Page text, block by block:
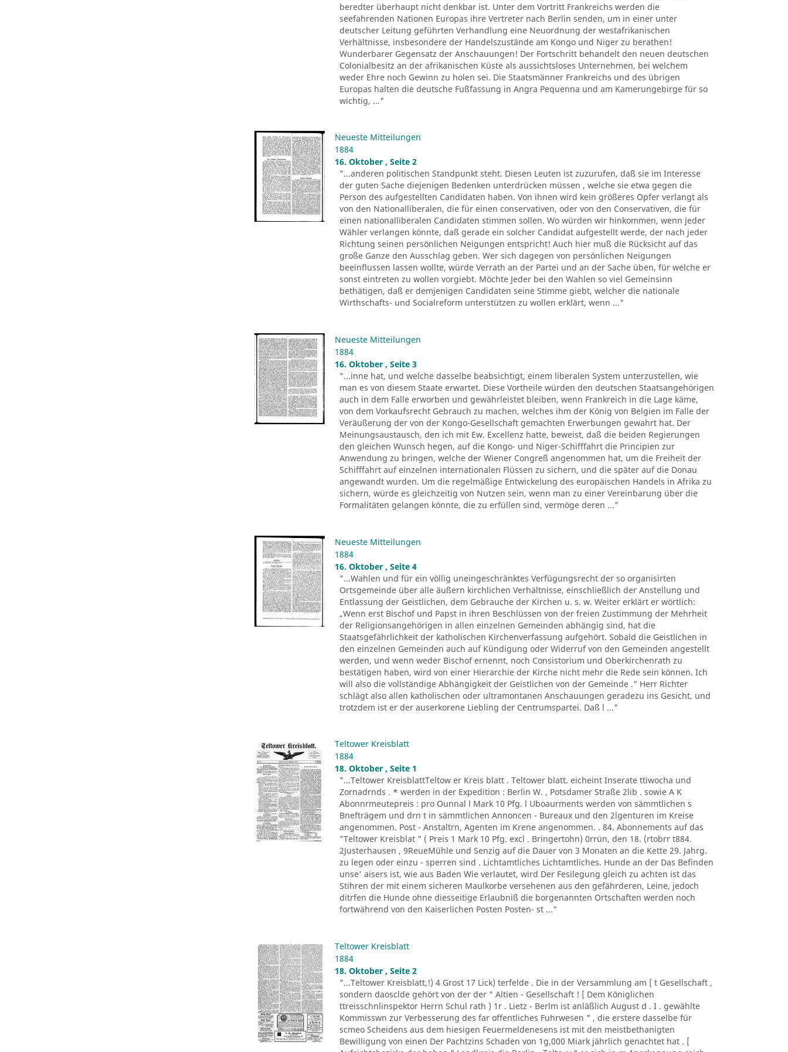
beredter überhaupt nicht denkbar ist. Unter dem Vortritt Frankreichs werden die
seefahrenden Nationen Europas ihre Vertreter nach Berlin senden, um in einer unter
deutscher Leitung geführten Verhandlung eine Neuordnung der westafrikanischen
Verhältnisse, insbesondere der Handelszustände am Kongo und Niger zu berathen!
Wunderbarer Gegensatz der Anschauungen! Der Fortschritt behandelt den neuen deutschen
Colonialbesitz an der afrikanischen Küste als aussichtsloses Unternehmen, bei welchem
weder Ehre noch Gewinn zu holen sei. Die Staatsmänner Frankreichs und des übrigen
Europas halten die deutsche Fußfassung in Angra Pequenna und am Kamerungebirge für so
wichtig, ..."
Neueste Mitteilungen
1884
16. Oktober , Seite 2
"...anderen politischen Standpunkt steht. Diesen Leuten ist zuzurufen, daß sie im Interesse
der guten Sache diejenigen Bedenken unterdrücken müssen , welche sie etwa gegen die
Person des aufgestellten Candidaten haben. Von ihnen wird kein größeres Opfer verlangt als
von den Nationalliberalen, die für einen conservativen, oder von den Conservativen, die für
einen nationalliberalen Candidaten stimmen sollen. Wo würden wir hinkommen, wenn jeder
Wähler verlangen könnte, daß gerade ein solcher Candidat aufgestellt werde, der nach jeder
Richtung seinen persönlichen Neigungen entspricht! Auch hier muß die Rücksicht auf das
große Ganze den Ausschlag geben. Wer sich dagegen von persönlichen Neigungen
beeinflussen lassen wollte, würde Verrath an der Partei und an der Sache üben, für welche er
sonst eintreten zu wollen vorgiebt. Möchte Jeder bei den Wahlen so viel Gemeinsinn
bethätigen, daß er demjenigen Candidaten seine Stimme giebt, welcher die nationale
Wirthschafts- und Socialreform unterstützen zu wollen erklärt, wenn ..."
Neueste Mitteilungen
1884
16. Oktober , Seite 3
"...inne hat, und welche dasselbe beabsichtigt, einem liberalen System unterzustellen, wie
man es von diesem Staate erwartet. Diese Vortheile würden den deutschen Staatsangehörigen
auch in dem Falle erworben und gewährleistet bleiben, wenn Frankreich in die Lage käme,
von dem Vorkaufsrecht Gebrauch zu machen, welches ihm der König von Belgien im Falle der
Veräußerung der von der Kongo-Gesellschaft gemachten Erwerbungen gewahrt hat. Der
Meinungsaustausch, den ich mit Ew. Excellenz hatte, beweist, daß die beiden Regierungen
den gleichen Wunsch hegen, auf die Kongo- und Niger-Schifffahrt die Principien zur
Anwendung zu bringen, welche der Wiener Congreß angenommen hat, um die Freiheit der
Schifffahrt auf einzelnen internationalen Flüssen zu sichern, und die später auf die Donau
angewandt wurden. Um die regelmäßige Entwickelung des europäischen Handels in Afrika zu
sichern, würde es gleichzeitig von Nutzen sein, wenn man zu einer Vereinbarung über die
Formalitäten gelangen könnte, die zu erfüllen sind, vermöge deren ..."
Neueste Mitteilungen
1884
16. Oktober , Seite 4
"...Wahlen und für ein völlig uneingeschränktes Verfügungsrecht der so organisirten
Ortsgemeinde über alle äußern kirchlichen Verhältnisse, einschließlich der Anstellung und
Entlassung der Geistlichen, dem Gebrauche der Kirchen u. s. w. Weiter erklärt er wörtlich:
„Wenn erst Bischof und Papst in ihren Beschlüssen von der freien Zustimmung der Mehrheit
der Religionsangehörigen in allen einzelnen Gemeinden abhängig sind, hat die
Staatsgefährlichkeit der katholischen Kirchenverfassung aufgehört. Sobald die Geistlichen in
den einzelnen Gemeinden auch auf Kündigung oder Widerruf von den Gemeinden angestellt
werden, und wenn weder Bischof ernennt, noch Consistorium und Oberkirchenrath zu
bestätigen haben, wird von einer Hierarchie der Kirche nicht mehr die Rede sein können. Ich
will also die vollständige Abhängigkeit der Geistlichen von der Gemeinde ." Herr Richter
schlägt also allen katholischen oder ultramontanen Anschauungen geradezu ins Gesicht, und
trotzdem ist er der auserkorene Liebling der Centrumspartei. Daß l ..."
Teltower Kreisblatt
1884
18. Oktober , Seite 1
"...Teltower KreisblattTeltow er Kreis blatt . Teltower blatt. eicheint Inserate ttiwocha und
Zornadrnds . * werden in der Expedition : Berlin W. , Potsdamer Straße 2lib . sowie A K
Abonnrmeutepreis : pro Ounnal l Mark 10 Pfg. l Uboaurments werden von sämmtlichen s
Bnefträgem und drn t in sämmtlichen Annoncen - Bureaux und den 2lgenturen im Kreise
angenommen. Post - Anstaltrn, Agenten im Krene angenommen. . 84. Abonnements auf das
"Teltower Kreisblat " ( Preis 1 Mark 10 Pfg. excl . Bringertohn) 0rrün, den 18. (rtobrr t884.
2Justerhausen , 9ReueMühle und Senzig auf die Dauer von 3 Monaten an die Kette 29. Jahrg.
zu legen oder einzu - sperren sind . Lichtamtliches Lichtamtliches. Hunde an der Das Befinden
unse' aisers ist, wie aus Baden Wie verlautet, wird Der Fesilegung gleich zu achten ist das
Stihren der mit einem sicheren Maulkorbe versehenen aus den gefährderen, Leine, jedoch
ditrfen die Hunde ohne diesseitige Erlaubniß die borgenannten Ortschaften werden noch
fortwährend von den Kaiserlichen Posten Posten- st ..."
Teltower Kreisblatt
1884
18. Oktober , Seite 2
"...Teltower Kreisblatt,!) 4 Grost 17 Lick) terfelde . Die in der Versammlung am [ t Gesellschaft ,
sondern daosclde gehört von der der " Altien - Gesellschaft ! [ Dem Königlichen
ttreisschnlinspektor Herrn Schul rath ) 1r . Lietz - Berlm ist anläßlich August d . I . gewählte
Kommisswn zur Verbesserung des far offentliches Fuhrwesen " , die erstere dasselbe für
scmeo Scheidens aus dem hiesigen Feuermeldenesens ist mit den meistbethanigten
Bewilligung von einen Der Pachtzins Schaden von 1g,000 Miark jährlich genachtet hat . [